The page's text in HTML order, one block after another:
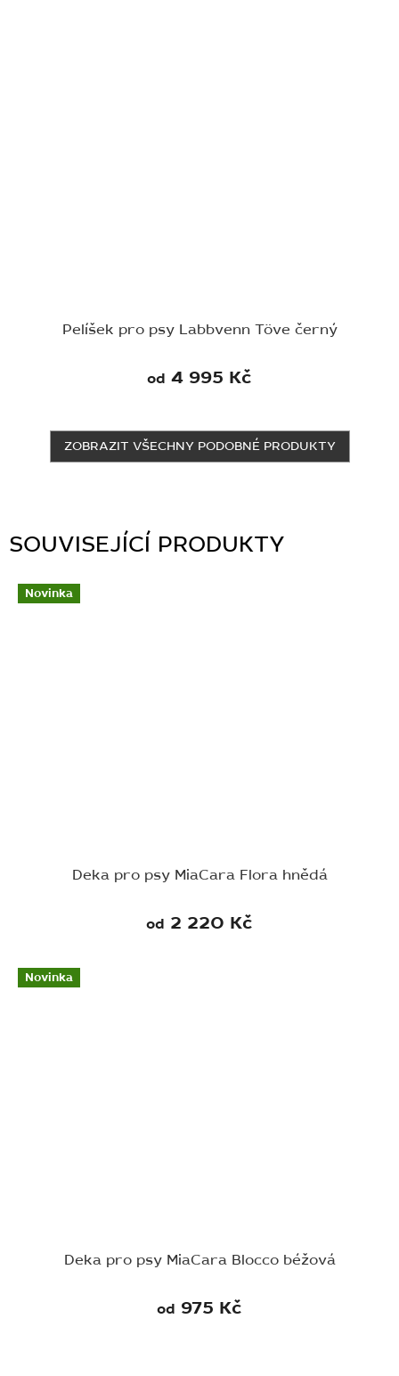
SOUVISEJÍCÍ PRODUKTY
Novinka
Deka pro psy MiaCara Flora hnědá
od 2 220 Kč
Novinka
Deka pro psy MiaCara Blocco béžová
od 975 Kč
Pelíšek pro psy Labbvenn Töve černý
od 4 995 Kč
ZOBRAZIT VŠECHNY PODOBNÉ PRODUKTY